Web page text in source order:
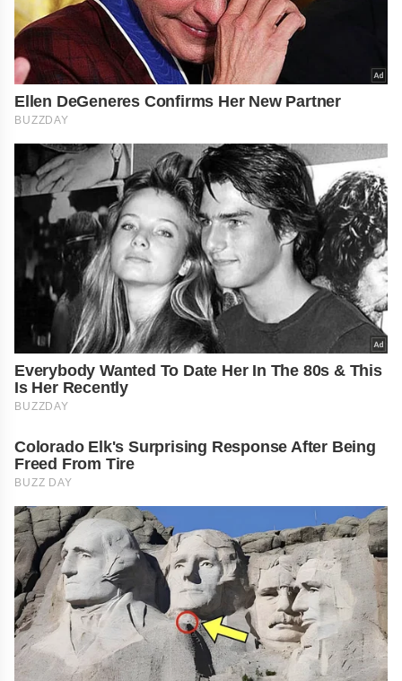
Ellen DeGeneres Confirms Her New Partner
BUZZDAY
Everybody Wanted To Date Her In The 80s & This
Is Her Recently
BUZZDAY
Colorado Elk's Surprising Response After Being
Freed From Tire
BUZZ DAY